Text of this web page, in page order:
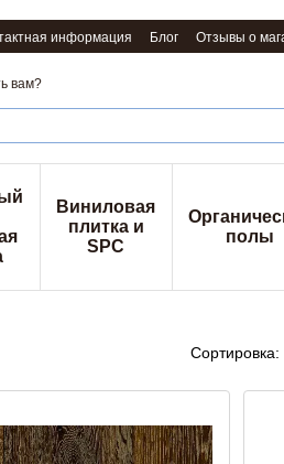
информация Блог Отзывы о
вам?
Виниловая
плитка и
SPC
полы
Сортировка: